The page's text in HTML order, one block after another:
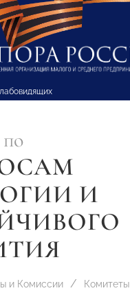
И
и Комиссии Комитеты